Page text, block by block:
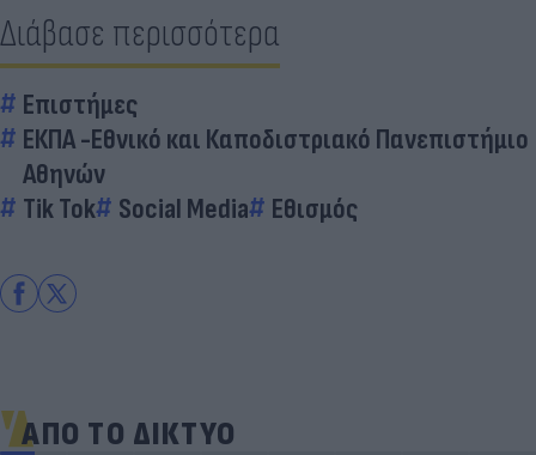
Διάβασε περισσότερα
Επιστήμες
ΕΚΠΑ -Εθνικό και Καποδιστριακό Πανεπιστήμιο
Αθηνών
Tik Tok
Social Media Εθισμός
ΑΠΟ ΤΟ ΔΙΚΤΥΟ